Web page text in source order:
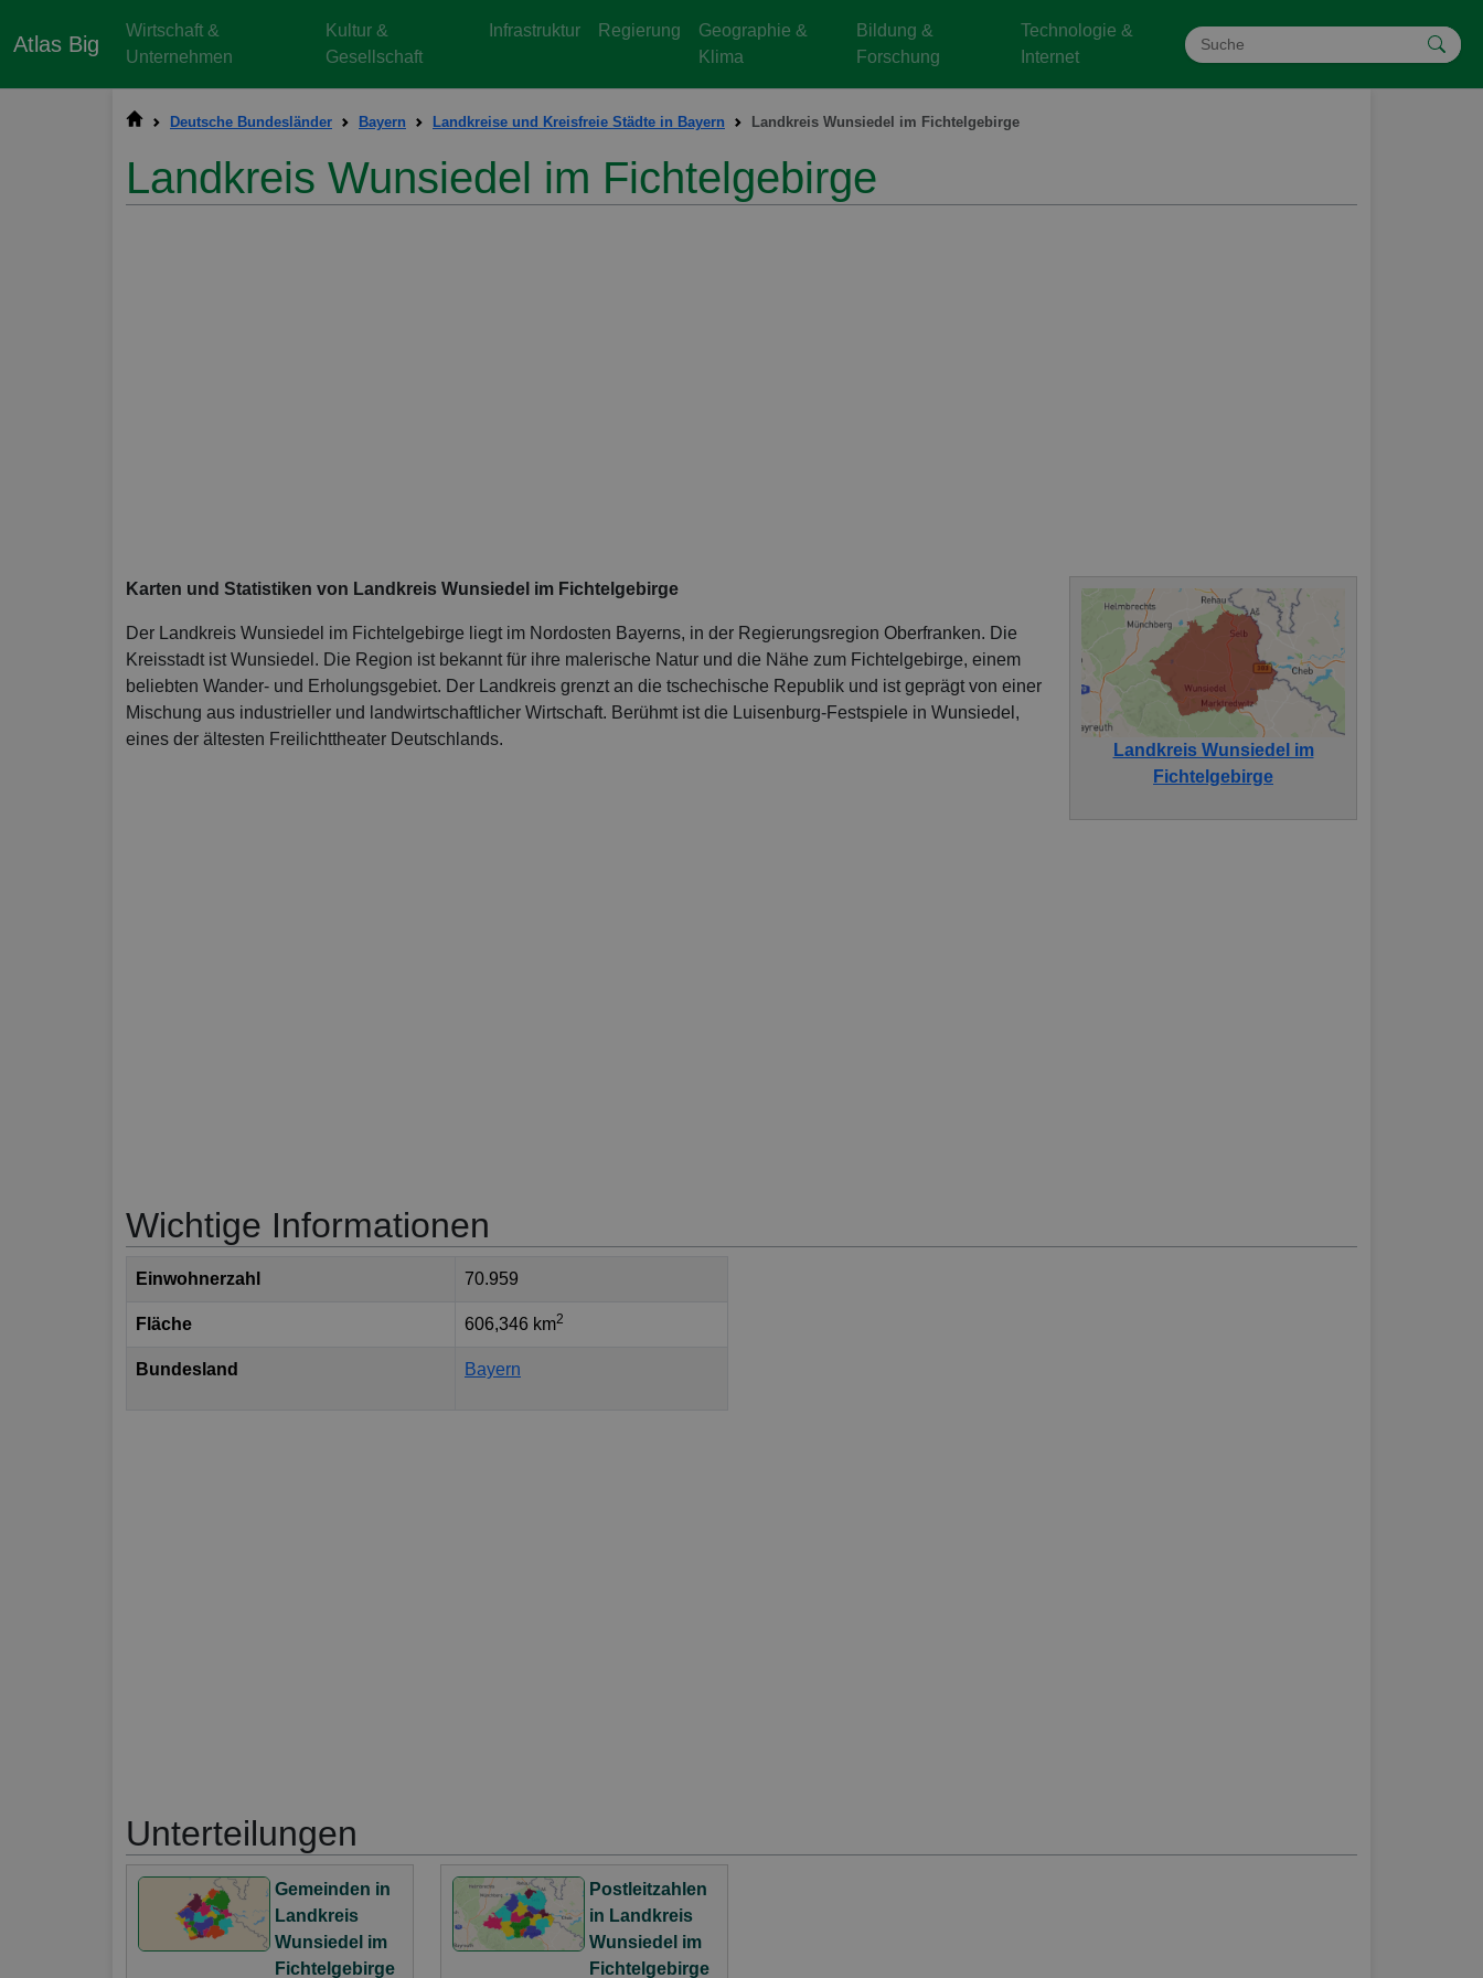
Atlas Big
Wirtschaft &
Unternehmen
Kultur &
Gesellschaft
Infrastruktur Regierung
Geographie &
Klima
Bildung &
Forschung
Technologie &
Internet
Deutsche Bundesländer Bayern Landkreise und Kreisfreie Städte in Bayern Landkreis Wunsiedel im Fichtelgebirge
Landkreis Wunsiedel im Fichtelgebirge
Karten und Statistiken von Landkreis Wunsiedel im Fichtelgebirge
Der Landkreis Wunsiedel im Fichtelgebirge liegt im Nordosten Bayerns, in der Regierungsregion Oberfranken. Die
Kreisstadt ist Wunsiedel. Die Region ist bekannt für ihre malerische Natur und die Nähe zum Fichtelgebirge, einem
beliebten Wander- und Erholungsgebiet. Der Landkreis grenzt an die tschechische Republik und ist geprägt von einer
Mischung aus industrieller und landwirtschaftlicher Wirtschaft. Berühmt ist die Luisenburg-Festspiele in Wunsiedel,
eines der ältesten Freilichttheater Deutschlands.
Landkreis Wunsiedel im
Fichtelgebirge
Wichtige Informationen
Einwohnerzahl 70.959
Fläche 606,346 km2
Bundesland Bayern
Unterteilungen
Gemeinden in
Landkreis
Wunsiedel im
Fichtelgebirge
Postleitzahlen
in Landkreis
Wunsiedel im
Fichtelgebirge